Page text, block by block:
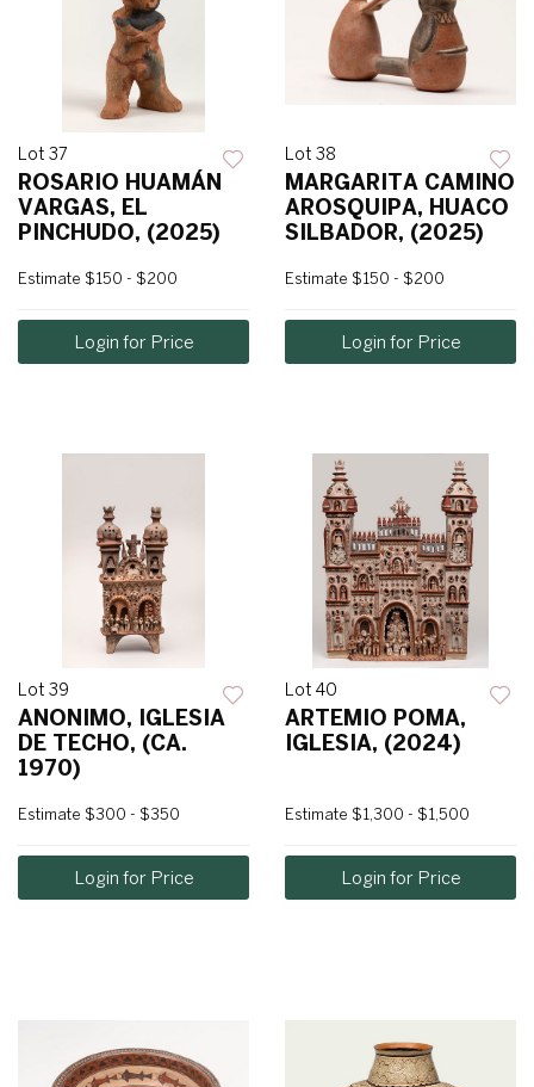
Lot 37
ROSARIO HUAMÁN
VARGAS, EL
PINCHUDO, (2025)
Estimate $150 - $200
Login for Price
Lot 38
MARGARITA CAMINO
AROSQUIPA, HUACO
SILBADOR, (2025)
Estimate $150 - $200
Login for Price
Lot 39
ANONIMO, IGLESIA
DE TECHO, (CA.
1970)
Estimate $300 - $350
Login for Price
Lot 40
ARTEMIO POMA,
IGLESIA, (2024)
Estimate $1,300 - $1,500
Login for Price